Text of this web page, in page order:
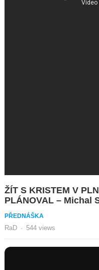
ŽÍT S KRISTEM V
PLÁNOVAL – Michal
PŘEDNÁŠKA
RaD · 544views